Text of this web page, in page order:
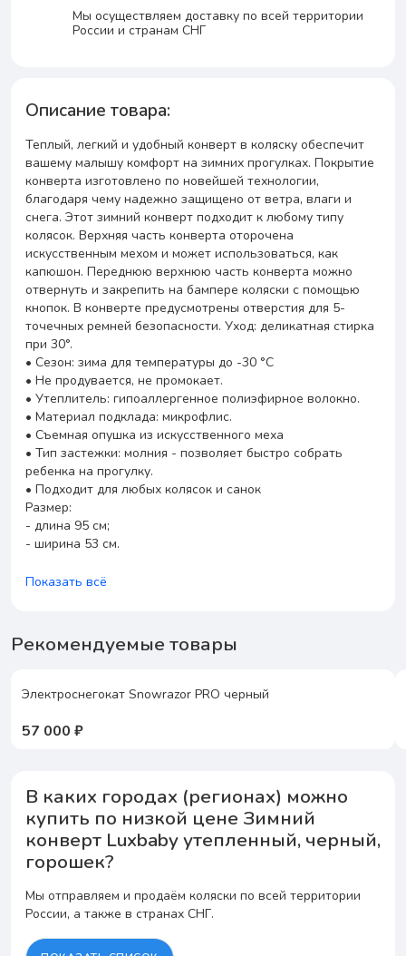
Мы осуществляем доставку по всей территории
России и странам СНГ
Описание товара:
Теплый, легкий и удобный конверт в коляску обеспечит
вашему малышу комфорт на зимних прогулках. Покрытие
конверта изготовлено по новейшей технологии,
благодаря чему надежно защищено от ветра, влаги и
снега. Этот зимний конверт подходит к любому типу
колясок. Верхняя часть конверта оторочена
искусственным мехом и может использоваться, как
капюшон. Переднюю верхнюю часть конверта можно
отвернуть и закрепить на бампере коляски с помощью
кнопок. В конверте предусмотрены отверстия для 5-
точечных ремней безопасности. Уход: деликатная стирка
при 30°.
• Сезон: зима для температуры дo -30 °C
• Не продувается, не промокает.
• Утеплитель: гипоаллергенное полиэфирное волокно.
• Материал подклада: микрофлис.
• Съемная опушка из искусственного меха
• Тип застежки: молния - позволяет быстро собрать
ребенка на прогулку.
• Подходит для любых колясок и санок
Размер:
- длина 95 см;
- ширина 53 см.
Показать всё
Рекомендуемые товары
Электроснегокат Snowrazor PRO черный
57 000 ₽
В каких городах (регионах) можно
купить по низкой цене Зимний
конверт Luxbaby утепленный, черный,
горошек?
Мы отправляем и продаём коляски по всей территории
России, а также в странах СНГ.